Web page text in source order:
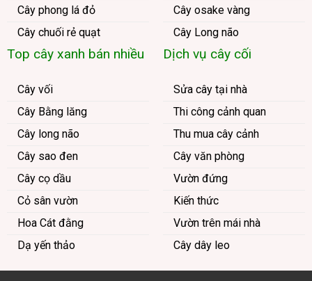
Cây phong lá đỏ
Cây chuối rẻ quạt
Cây osake vàng
Cây Long não
Top cây xanh bán nhiều
Cây vối
Cây Bằng lăng
Cây long não
Cây sao đen
Cây cọ dầu
Cỏ sân vườn
Hoa Cát đằng
Dạ yến thảo
Dịch vụ cây cối
Sửa cây tại nhà
Thi công cảnh quan
Thu mua cây cảnh
Cây văn phòng
Vườn đứng
Kiến thức
Vườn trên mái nhà
Cây dây leo